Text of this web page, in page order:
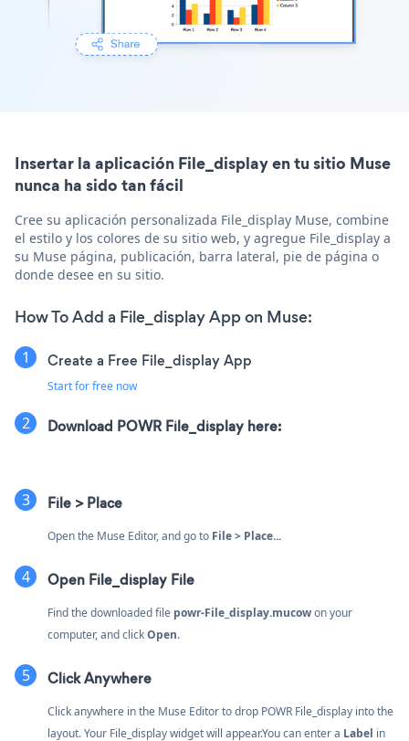
Insertar la aplicación File_display en tu sitio Muse
nunca ha sido tan fácil
Cree su aplicación personalizada File_display Muse, combine
el estilo y los colores de su sitio web, y agregue File_display a
su Muse página, publicación, barra lateral, pie de página o
donde desee en su sitio.
How To Add a File_display App on Muse:
Create a Free File_display App
Start for free now
Download POWR File_display here:
File > Place
Open the Muse Editor, and go to File > Place...
Open File_display File
Find the downloaded file powr-File_display.mucowon your
computer, and clickOpen.
Click Anywhere
Click anywhere in the Muse Editor to drop POWR File_display into the
layout. Your File_display widget will appear.You can enter a Label in